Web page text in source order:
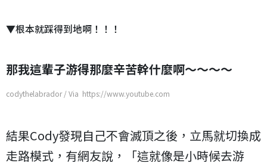
▼根本就踩得到地啊！！！
那我這輩子游得那麼辛苦幹什麼啊～～～～
codythelabrador / Via https://www.youtube.com
結果Cody發現自己不會滅頂之後，立馬就切換成
走路模式，有網友說，「這就像是小時候去游